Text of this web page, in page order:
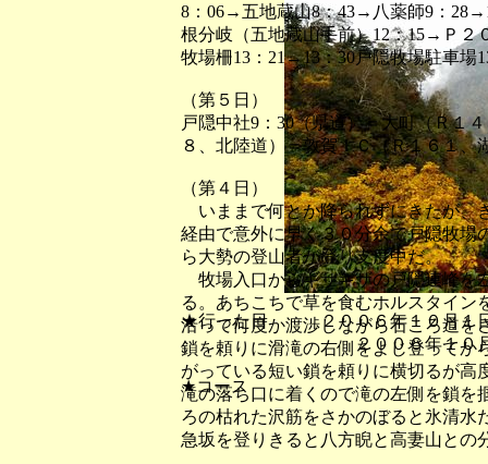
★行った日 ２００６年１０月
２００６年１０月
★コース
8：06→五地蔵山8：43→八薬師9：
根分岐（五地蔵山手前）12：15→Ｐ
牧場柵13：21→13：30戸隠牧場駐車場
（第５日）
戸隠中社9：30（県道）＝大町（Ｒ１
８、北陸道）＝敦賀ＩＣ（Ｒ１６１、
（第４日）
いままで何とか降られずにきたが、
経由で意外に早く３０分余で戸隠牧場
ら大勢の登山者が登り支度中だ。
牧場入口からギサギザの戸隠連峰を
る。あちこちで草を食むホルスタイ
沿って何度か渡渉しながら石ころ道を
鎖を頼りに滑滝の右側をよじ登ってか
がっている短い鎖を頼りに横切るが高
滝の落ち口に着くので滝の左側を鎖を
ろの枯れた沢筋をさかのぼると氷清水
急坂を登りきると八方睨と高妻山との